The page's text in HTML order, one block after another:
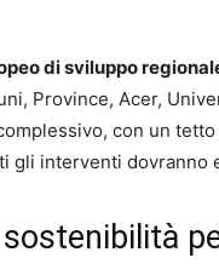
di sviluppo
Province, Acer,
con un
gli interventi dovranno